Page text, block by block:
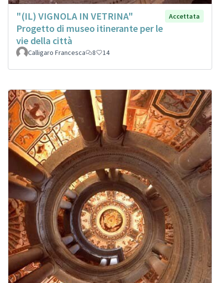
"(IL) VIGNOLA IN VETRINA"
Progetto di museo itinerante per le
vie della città
Accettata
Calligaro Francesca 8 14